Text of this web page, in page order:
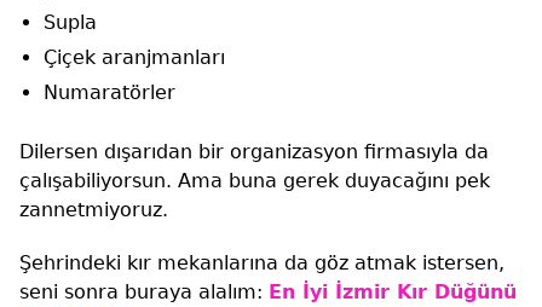
Supla
Çiçek aranjmanları
Numaratörler
Dilersen dışarıdan bir organizasyon firmasıyla da
çalışabiliyorsun. Ama buna gerek duyacağını pek
zannetmiyoruz.
Şehrindeki kır mekanlarına da göz atmak istersen,
seni sonra buraya alalım: En İyi İzmir Kır Düğünü